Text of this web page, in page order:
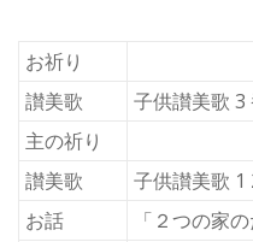
C・S(
お祈り
讃美歌
子供讃美歌 3
主の祈り
讃美歌
子供讃美歌 1
お話
「２つの家